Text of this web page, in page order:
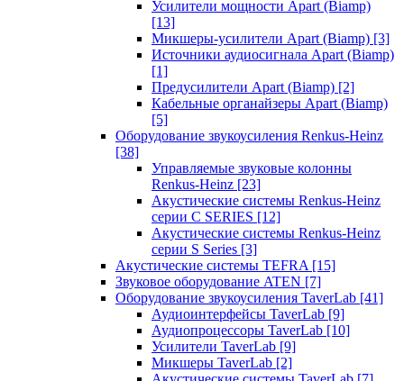
Усилители мощности Apart (Biamp)
[13]
Микшеры-усилители Apart (Biamp) [3]
Источники аудиосигнала Apart (Biamp)
[1]
Предусилители Apart (Biamp) [2]
Кабельные органайзеры Apart (Biamp)
[5]
Оборудование звукоусиления Renkus-Heinz
[38]
Управляемые звуковые колонны
Renkus-Heinz [23]
Акустические системы Renkus-Heinz
серии C SERIES [12]
Акустические системы Renkus-Heinz
серии S Series [3]
Акустические системы TEFRA [15]
Звуковое оборудование ATEN [7]
Оборудование звукоусиления TaverLab [41]
Аудиоинтерфейсы TaverLab [9]
Аудиопроцессоры TaverLab [10]
Усилители TaverLab [9]
Микшеры TaverLab [2]